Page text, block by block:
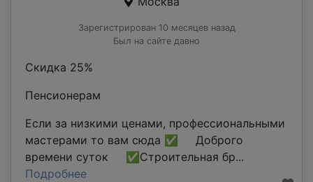
Зарегистрирован 10 месяцев назад
Был на сайте давно
Скидка 25%
Пенсионерам
Если за низкими ценами, профессиональными
мастерами то вам сюда ✅ Доброго
времени суток ✅Строительная бр...
Подробнее